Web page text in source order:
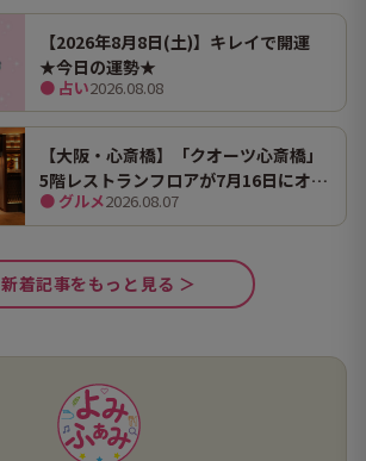
【2026年8月8日(土)】キレイで開運
★今日の運勢★
● 占い2026.08.08
【大阪・心斎橋】「クオーツ心斎橋」
5階レストランフロアが7月16日にオー
プン！ 全国初・関西初出店を含む多彩
な9店舗
● グルメ2026.08.07
新着記事をもっと見る ＞